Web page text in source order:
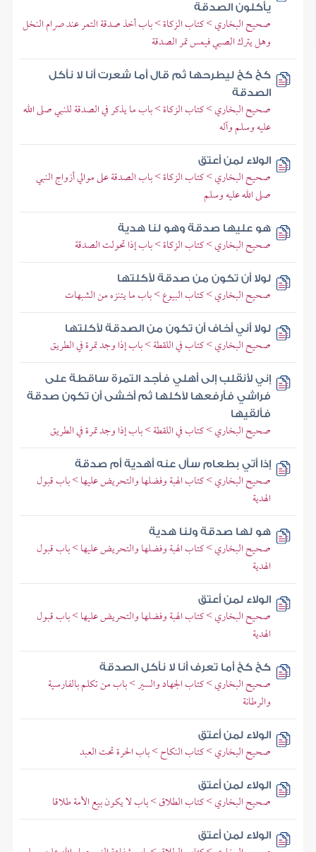
يأكلون الصدقة
صحيح البخاري > كتاب الزكاة > باب أخذ صدقة التمر عند صرام النخل
وهل يترك الصبي فيمس تمر الصدقة
كخ كخ ليطرحها ثم قال أما شعرت أنا لا نأكل
الصدقة
صحيح البخاري > كتاب الزكاة > باب ما يذكر في الصدقة للنبي صلى الله
عليه وسلم وآله
الولاء لمن أعتق
صحيح البخاري > كتاب الزكاة > باب الصدقة على موالي أزواج النبي
صلى الله عليه وسلم
هو عليها صدقة وهو لنا هدية
صحيح البخاري > كتاب الزكاة > باب إذا تحولت الصدقة
لولا أن تكون من صدقة لأكلتها
صحيح البخاري > كتاب البيوع > باب ما يتنزه من الشبهات
لولا أني أخاف أن تكون من الصدقة لأكلتها
صحيح البخاري > كتاب في اللقطة > باب إذا وجد تمرة في الطريق
إني لأنقلب إلى أهلي فأجد التمرة ساقطة على
فراشي فأرفعها لآكلها ثم أخشى أن تكون صدقة
فألقيها
صحيح البخاري > كتاب في اللقطة > باب إذا وجد تمرة في الطريق
إذا أتي بطعام سأل عنه أهدية أم صدقة
صحيح البخاري > كتاب الهبة وفضلها والتحريض عليها > باب قبول
الهدية
هو لها صدقة ولنا هدية
صحيح البخاري > كتاب الهبة وفضلها والتحريض عليها > باب قبول
الهدية
الولاء لمن أعتق
صحيح البخاري > كتاب الهبة وفضلها والتحريض عليها > باب قبول
الهدية
كخ كخ أما تعرف أنا لا نأكل الصدقة
صحيح البخاري > كتاب الجهاد والسير > باب من تكلم بالفارسية
والرطانة
الولاء لمن أعتق
صحيح البخاري > كتاب النكاح > باب الحرة تحت العبد
الولاء لمن أعتق
صحيح البخاري > كتاب الطلاق > باب لا يكون بيع الأمة طلاقا
الولاء لمن أعتق